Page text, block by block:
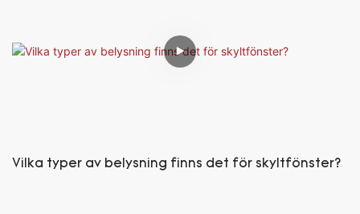
Vilka typer av belysning finns det för skyltfönster?